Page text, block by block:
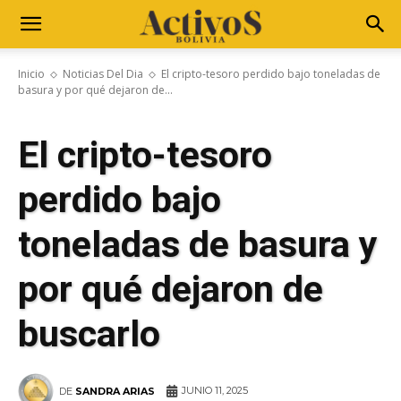
Inicio Noticias Del Dia
El cripto-tesoro perdido bajo toneladas de
basura y por qué dejaron de...
El cripto-tesoro
perdido bajo
toneladas de basura y
por qué dejaron de
buscarlo
DE SANDRA ARIAS JUNIO 11, 2025